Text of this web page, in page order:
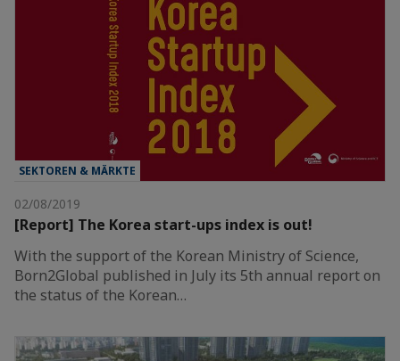
SEKTOREN & MÄRKTE
02/08/2019
[Report] The Korea start-ups index is out!
With the support of the Korean Ministry of Science,
Born2Global published in July its 5th annual report on
the status of the Korean…